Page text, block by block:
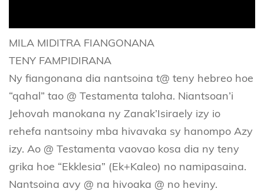
MILA MIDITRA FIANGONANA
TENY FAMPIDIRANA
Ny fiangonana dia nantsoina t@ teny hebreo hoe
“qahal” tao @ Testamenta taloha. Niantsoan’i
Jehovah manokana ny Zanak’Isiraely izy io
rehefa nantsoiny mba hivavaka sy hanompo Azy
izy. Ao @ Testamenta vaovao kosa dia ny teny
grika hoe “Ekklesia” (Ek+Kaleo) no namipasaina.
Nantsoina avy @ na hivoaka @ no heviny.